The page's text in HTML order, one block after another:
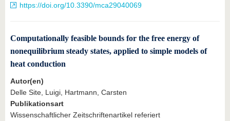
https://doi.org/10.3390/mca29040069
Computationally feasible bounds for the free energy of
nonequilibrium steady states, applied to simple models of
heat conduction
Autor(en)
Delle Site, Luigi, Hartmann, Carsten
Publikationsart
Wissenschaftlicher Zeitschriftenartikel referiert